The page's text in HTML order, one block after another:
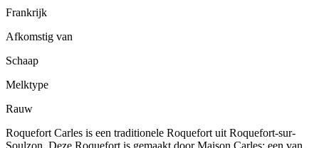
Frankrijk
Afkomstig van
Schaap
Melktype
Rauw
Roquefort Carles is een traditionele Roquefort uit Roquefort-sur-